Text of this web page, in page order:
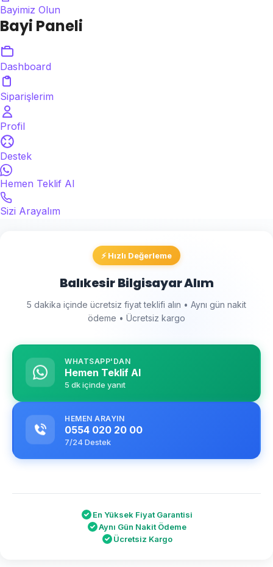
Bayimiz Olun
Bayi Paneli
Dashboard
Siparişlerim
Profil
Destek
Hemen Teklif Al
Sizi Arayalım
⚡ Hızlı Değerleme
Balıkesir Bilgisayar Alım
5 dakika içinde ücretsiz fiyat teklifi alın • Aynı gün nakit
ödeme • Ücretsiz kargo
WHATSAPP'DAN
Hemen Teklif Al
5 dk içinde yanıt
HEMEN ARAYIN
0554 020 20 00
7/24 Destek
En Yüksek Fiyat Garantisi
Aynı Gün Nakit Ödeme
Ücretsiz Kargo